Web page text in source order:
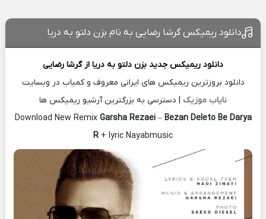
دانلود ریمیکس گرشا رضایی به نام بزن دلتو به دریا
دانلود ریمیکس جدید بزن دلتو به دریا ازگرشا رضایی
دانلود بروزترین ریمیکس های ایرانی معروف و کمیاب در وبسایت
نایاب موزیک | دسترسی به بزرگترین آرشیو ریمیکس ها
Download New Remix Garsha Rezaei– Bezan Deleto Be Darya
R + lyric Nayabmusic